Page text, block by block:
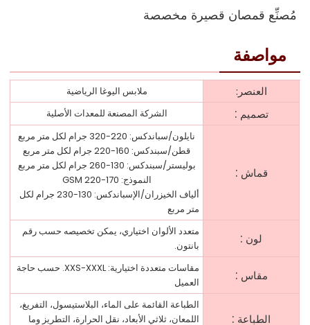
مُصنِّع قمصان قصيرة مخصصة
مواصفة
العنصر: ملابس اليوغا الرياضية
تصميم : الشركة المصنعة للمعدات الأصلية
قماش :
نايلون/سباندكس: 220-320 جرام لكل متر مربع
قطن/سبندكس: 160-220 جرام لكل متر مربع
بوليستر/سبندكس: 130-260 جرام لكل متر مربع
النموذج: 170-220 GSM
ألياف الخيزران/الإسباندكس: 130-230 جرام لكل
متر مربع
لون :
متعدد الألوان اختياري، يمكن تخصيصه حسب رقم
بانتون.
مقاس :
مقاسات متعددة اختيارية: XXS-XXXL. حسب حاجة
العميل
الطباعة :
الطباعة القائمة على الماء، البلاستيسول، التفريغ،
اللمعان، ثلاثي الأبعاد، نقل الحرارة، التطريز وما